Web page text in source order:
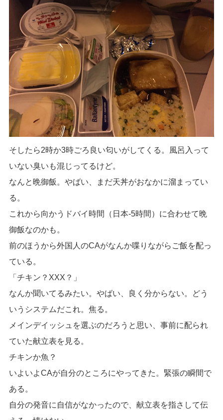
そしたら2時か3時ごろ良い匂いがしてくる。風呂入って
いない臭いも混じってるけど。
なんと晩御飯。やばい、まだ天丼がおなかに溜まってい
る。
これから向かうドバイ時間（日本-5時間）に合わせて晩
御飯なのかも。
前のほうから外国人のCAがなんか喋りながらご飯を配っ
ている。
「チキン？XXX？」
なんか聞いてるみたい。やばい、良く分からない。どう
いうシステムだこれ。焦る。
メインデイッシュを選ぶのだろうと思い、事前に配られ
ていた献立表を見る。
チキンか魚？
いよいよCAが自分のところにやってきた。緊張の瞬間で
ある。
自分の発音に自信がなかったので、献立表を指さして伝